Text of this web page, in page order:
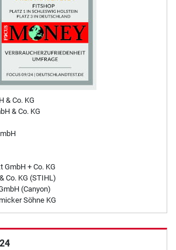
& Co. KG
& Co. KG
GmbH + Co. KG
Co. KG (STIHL)
(Canyon)
Söhne KG